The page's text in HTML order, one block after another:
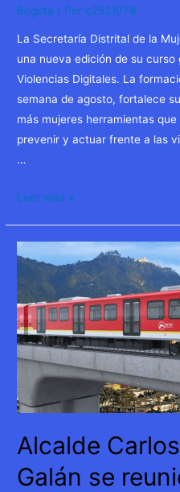
Bogotá / Por c2521078
La Secretaría Distrital de la
una nueva edición de su
Violencias Digitales. La
semana de agosto, fortalece
más mujeres herramientas
prevenir y actuar frente a las
…
Curso
prevención
violencias
digitales,
inscripciones
abiertas.
Leer más »
Alcalde
Galán se